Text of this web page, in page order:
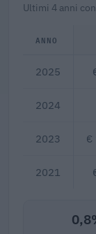
Ultimi 4 anni
ANNO
2025
2024
2023 €
2021